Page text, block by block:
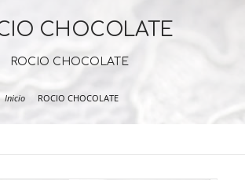
CHOCOLATE
ROCIO CHOCOLATE
Inicio ROCIO CHOCOLATE